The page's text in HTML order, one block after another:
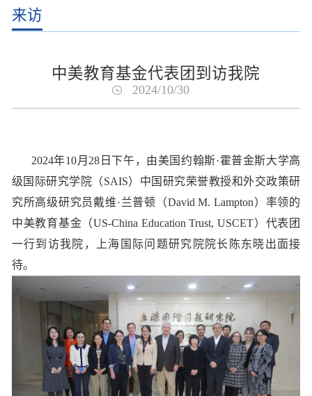
来访
中美教育基金代表团到访我院
2024/10/30
2024年10月 28 日下午，由美国约翰斯·霍普金斯大学高
级国际研究学院（SAIS）中国研究荣誉教授和外交政策研
究所高级研究员戴维·兰普顿（David M. Lampton）率领的
中美教育基金（US-China Education Trust, USCET）代表团
一行到访我院，上海国际问题研究院院长陈东晓出面接
待。